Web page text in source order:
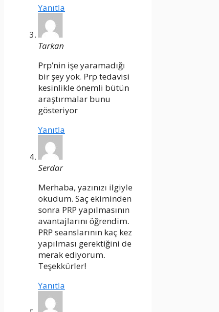
Yanıtla
Tarkan
Prp’nin işe yaramadığı
bir şey yok. Prp tedavisi
kesinlikle önemli bütün
araştırmalar bunu
gösteriyor
Yanıtla
Serdar
Merhaba, yazınızı ilgiyle
okudum. Saç ekiminden
sonra PRP yapılmasının
avantajlarını öğrendim.
PRP seanslarının kaç kez
yapılması gerektiğini de
merak ediyorum.
Teşekkürler!
Yanıtla